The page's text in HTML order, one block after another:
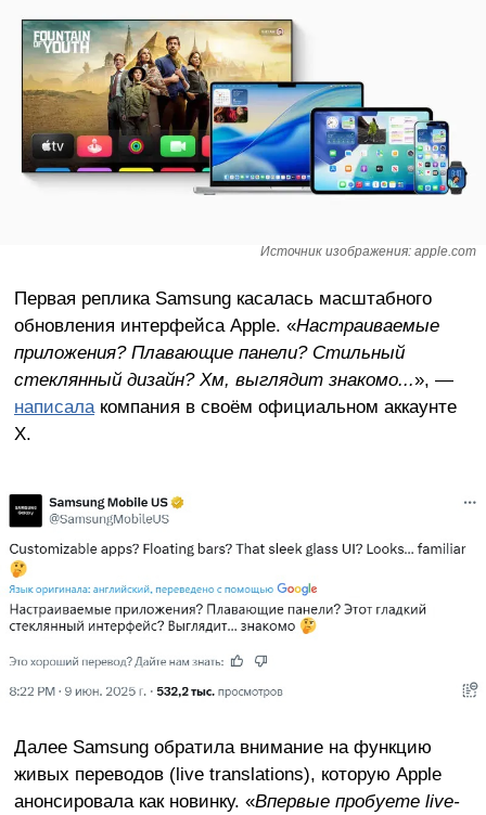
Источник изображения: apple.com
Первая реплика Samsung касалась масштабного
обновления интерфейса Apple. «Настраиваемые
приложения? Плавающие панели? Стильный
стеклянный дизайн? Хм, выглядит знакомо...», —
написалакомпания в своём официальном аккаунте
Х.
Далее Samsung обратила внимание на функцию
живых переводов (live translations), которую Apple
анонсировала как новинку. «Впервые пробуете live-